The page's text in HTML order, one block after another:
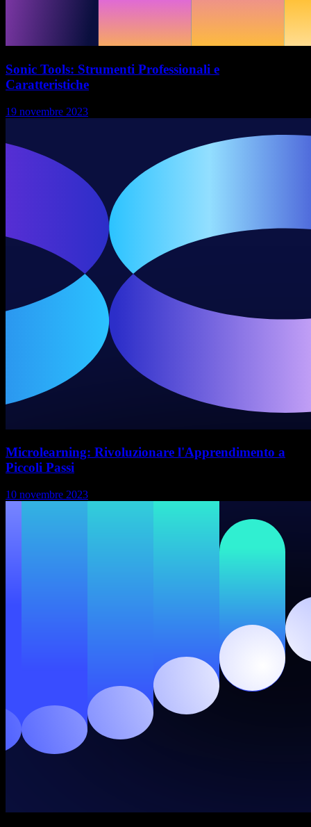
Sonic Tools: Strumenti Professionali e
Caratteristiche
19 novembre 2023
Microlearning: Rivoluzionare l'Apprendimento a
Piccoli Passi
10 novembre 2023